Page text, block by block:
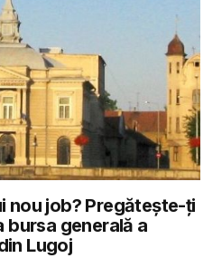
nou job? Pregătește-ți
bursa generală a
Lugoj